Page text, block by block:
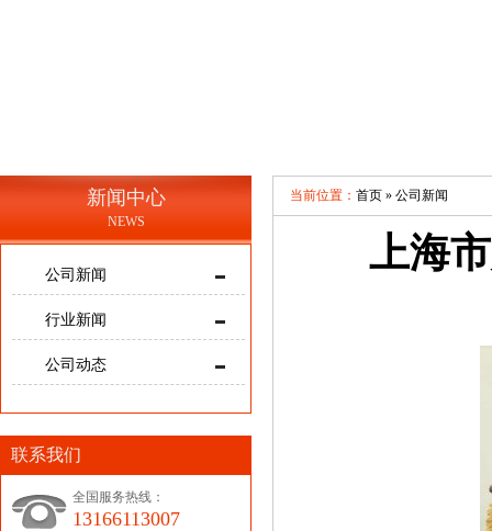
新闻中心
NEWS
公司新闻
行业新闻
公司动态
联系我们
全国服务热线：
13166113007
当前位置： 首页 » 公司新闻
上海